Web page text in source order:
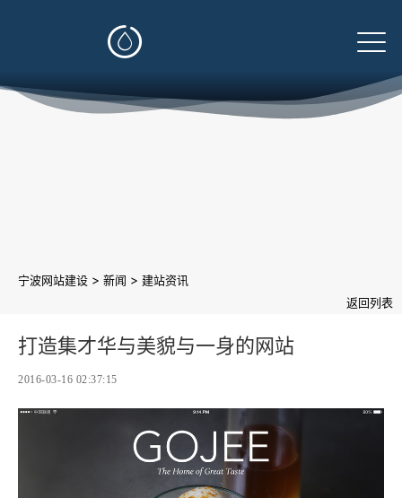

宁波网站建设 > 新闻 > 建站资讯
返回列表
打造集才华与美貌与一身的网站
2016-03-16 02:37:15